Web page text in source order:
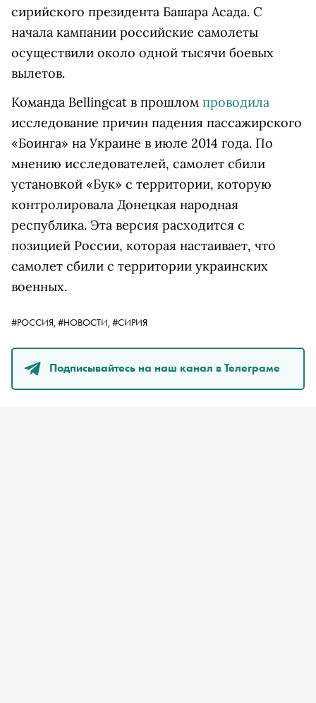
сирийского президента Башара Асада. С
начала кампании российские самолеты
осуществили около одной тысячи боевых
вылетов.
Команда Bellingcat в прошлом проводила
исследование причин падения пассажирского
«Боинга» на Украине в июле 2014 года. По
мнению исследователей, самолет сбили
установкой «Бук» с территории, которую
контролировала Донецкая народная
республика. Эта версия расходится с
позицией России, которая настаивает, что
самолет сбили с территории украинских
военных.
#РОССИЯ, #НОВОСТИ, #СИРИЯ
Подписывайтесь на наш канал в Телеграме